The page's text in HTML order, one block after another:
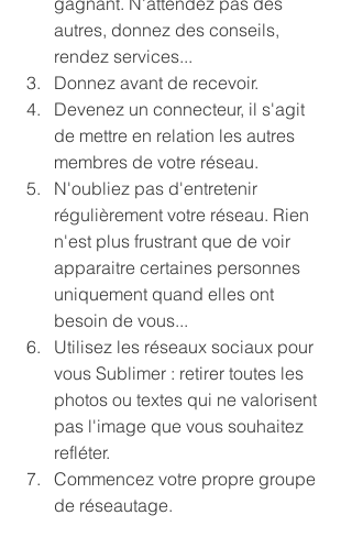
autres, donnez des conseils,
rendez services...
Donnez avant de recevoir.
Devenez un connecteur, il s'agit
de mettre en relation les autres
membres de votre réseau.
N'oubliez pas d'entretenir
régulièrement votre réseau. Rien
n'est plus frustrant que de voir
apparaitre certaines personnes
uniquement quand elles ont
besoin de vous...
Utilisez les réseaux sociaux pour
vous Sublimer : retirer toutes les
photos ou textes qui ne valorisent
pas l'image que vous souhaitez
refléter.
Commencez votre propre groupe
de réseautage.